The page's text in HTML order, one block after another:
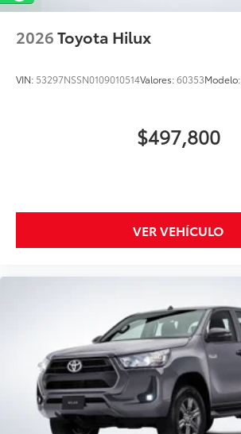
2026Toyota Hilux
VIN: 53297NSSN0109010514Valores:60353Modelo:
$497,800
VER VEHÍCULO